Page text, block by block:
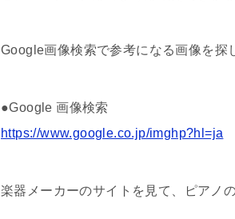
Google画像検索で参考になる画像を探
●Google 画像検索
https://www.google.co.jp/imghp?hl=ja
楽器メーカーのサイトを見て、ピアノ